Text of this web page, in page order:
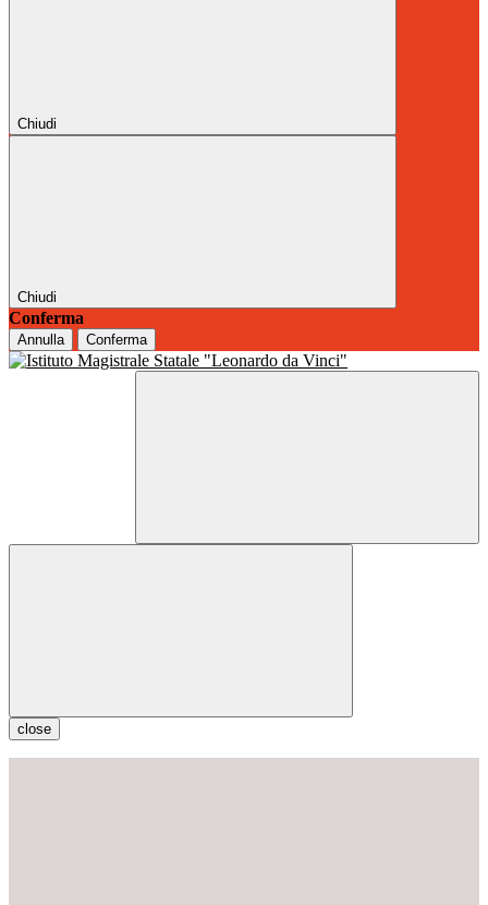
Chiudi
Chiudi
Conferma
Annulla Conferma
close